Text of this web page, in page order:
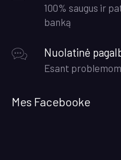
100% saugus ir
banką
Nuolatinė
Esant
Mes Facebooke